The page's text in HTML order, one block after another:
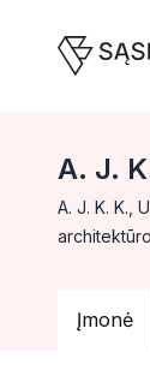
A. J.
A. J. K. K.,
Įmonė